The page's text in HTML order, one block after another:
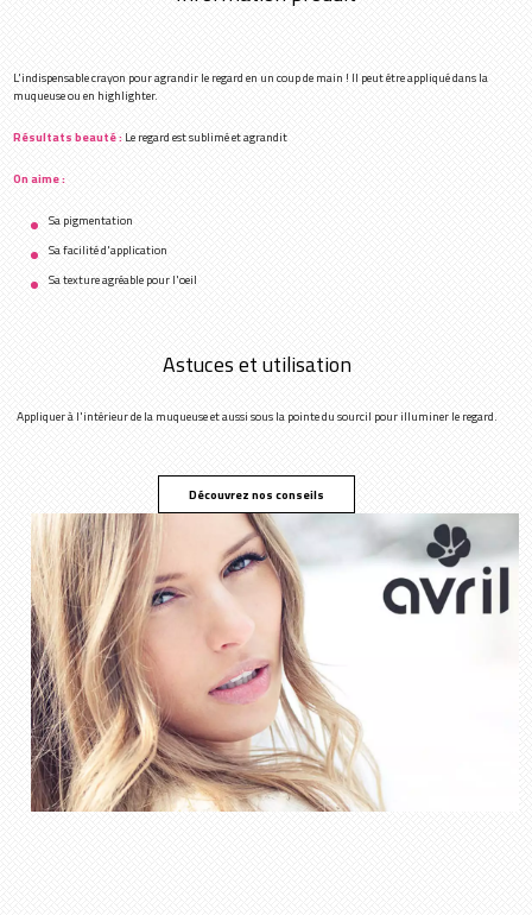
L'indispensable crayon pour agrandir le regard en un coup de main ! Il peut être appliqué dans la
muqueuse ou en highlighter.
Résultats beauté :Le regard est sublimé et agrandit
On aime :
Sa pigmentation
Sa facilité d'application
Sa texture agréable pour l'oeil
Astuces et utilisation
Appliquer à l'intérieur de la muqueuse et aussi sous la pointe du sourcil pour illuminer le regard.
Découvrez nos conseils